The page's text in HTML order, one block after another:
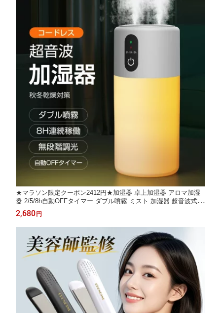
★マラソン限定クーポン2412円★加湿器 卓上加湿器 アロマ加湿
器 2/5/8h自動OFFタイマー ダブル噴霧 ミスト 加湿器 超音波式
マイナスイオン 次亜塩素酸水対応 コードレス 加湿器 ミニ加湿器
空焚き防止 充電式 8h連続加湿 静音 ナイトライト 部屋 寝室 車載
加湿器
2,680 円